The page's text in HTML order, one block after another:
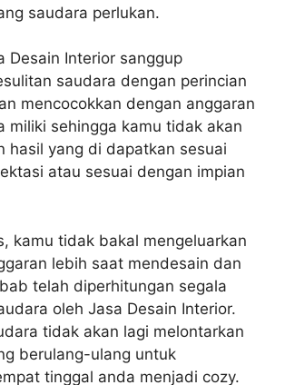
saudara perlukan.
Desain Interior sanggup
saudara dengan perincian
mencocokkan dengan anggaran
miliki sehingga kamu tidak akan
hasil yang di dapatkan sesuai
atau sesuai dengan impian
kamu tidak bakal mengeluarkan
lebih saat mendesain dan
telah diperhitungan segala
oleh Jasa Desain Interior.
tidak akan lagi melontarkan
berulang-ulang untuk
tinggal anda menjadi cozy.